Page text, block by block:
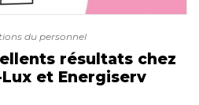
du personnel
résultats chez
et Energiserv